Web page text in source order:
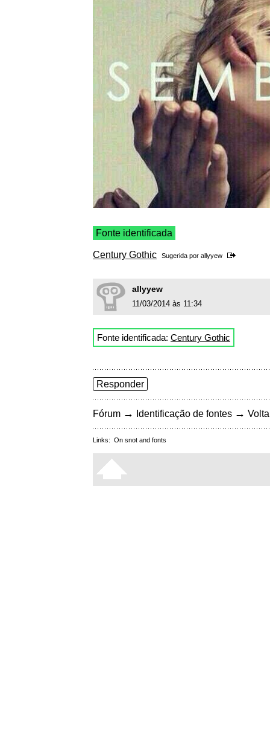
Fonte identificada
Century Gothic Sugerida por allyyew
allyyew
11/03/2014 às 11:34
Fonte identificada: Century Gothic
Responder
Fórum → Identificação de fontes →
Links: On snot and fonts